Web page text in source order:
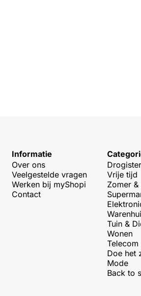
Informatie
Over ons
Veelgestelde vragen
Werken bij myShopi
Contact
Vrije tijd
Zomer
Tuin &
Wonen
Telecom
Doe het
Mode
Back to